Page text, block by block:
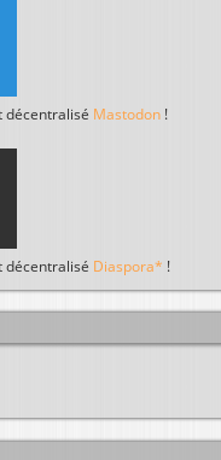
décentralisé Mastodon !
décentralisé Diaspora* !